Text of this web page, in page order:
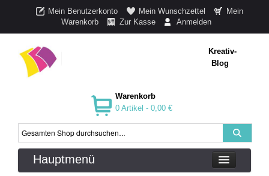
Mein Benutzerkonto Mein Wunschzettel
Mein
Warenkorb
Zur Kasse Anmelden
Kreativ-
Blog
Warenkorb
0 Artikel - 0,00 €
Hauptmenü